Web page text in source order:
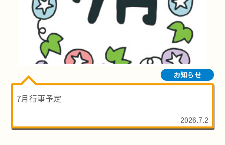
お知らせ
7月行事予定
2026.7.2